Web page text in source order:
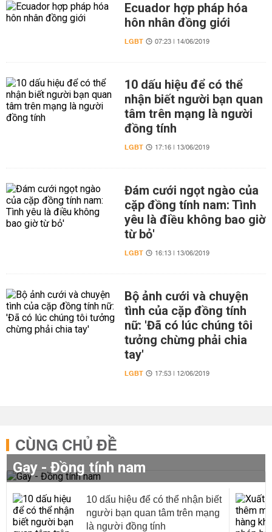
Ecuador hợp pháp hóa
hôn nhân đồng giới
LGBT 07:23 | 14/06/2019
10 dấu hiệu để có thể
nhận biết người bạn quan
tâm trên mạng là người
đồng tính
LGBT 17:16 | 13/06/2019
Đám cưới ngọt ngào của
cặp đồng tính nam: Tình
yêu là điều không bao giờ
từ bỏ'
LGBT 16:13 | 13/06/2019
Bộ ảnh cưới và chuyện
tình của cặp đồng tính
nữ: 'Đã có lúc chúng tôi
tưởng chừng phải chia
tay'
LGBT 17:53 | 12/06/2019
CÙNG CHỦ ĐỀ
Gay - Đồng tính nam
10 dấu hiệu để có thể nhận biết
người bạn quan tâm trên mạng
là người đồng tính